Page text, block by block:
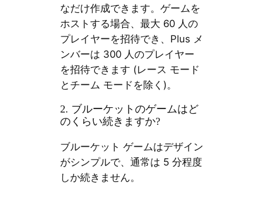
なだけ作成できます。ゲームを
ホストする場合、最大 60 人の
プレイヤーを招待でき、Plus メ
ンバーは 300 人のプレイヤー
を招待できます (レース モード
とチーム モードを除く)。
2. ブルーケットのゲームはど
のくらい続きますか?
ブルーケット ゲームはデザイン
がシンプルで、通常は 5 分程度
しか続きません。